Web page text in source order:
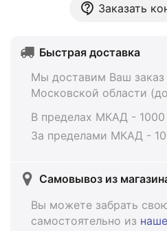
Заказать
Быстрая доставка
Мы доставим Ваш
Московской области
В пределах МКАД - 1000
За пределами МКАД -
Самовывоз из
Вы можете забрать
самостоятельно из